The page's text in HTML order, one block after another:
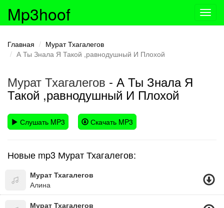
Mp3hoof
Главная
Мурат Тхагалегов
А Ты Знала Я Такой ,равнодушный И Плохой
Мурат Тхагалегов - А Ты Знала Я
Такой ,равнодушный И Плохой
Слушать MP3 Скачать MP3
Новые mp3 Мурат Тхагалегов:
Мурат Тхагалегов
Алина
Мурат Тхагалегов